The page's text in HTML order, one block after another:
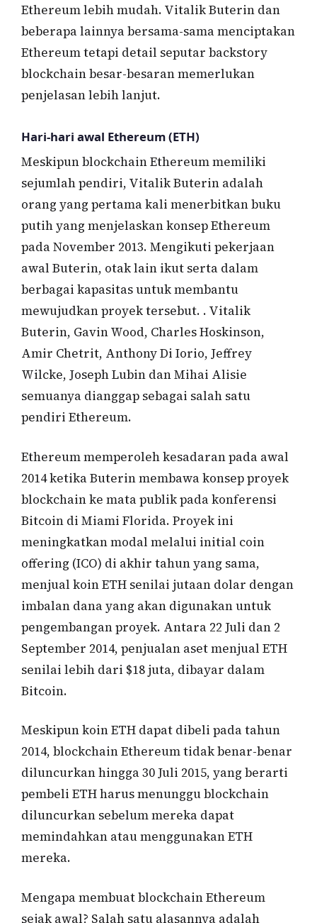
Ethereum lebih mudah. Vitalik Buterin dan
beberapa lainnya bersama-sama menciptakan
Ethereum tetapi detail seputar backstory
blockchain besar-besaran memerlukan
penjelasan lebih lanjut.
Hari-hari awal Ethereum (ETH)
Meskipun blockchain Ethereum memiliki
sejumlah pendiri, Vitalik Buterin adalah
orang yang pertama kali menerbitkan buku
putih yang menjelaskan konsep Ethereum
pada November 2013. Mengikuti pekerjaan
awal Buterin, otak lain ikut serta dalam
berbagai kapasitas untuk membantu
mewujudkan proyek tersebut. . Vitalik
Buterin, Gavin Wood, Charles Hoskinson,
Amir Chetrit, Anthony Di Iorio, Jeffrey
Wilcke, Joseph Lubin dan Mihai Alisie
semuanya dianggap sebagai salah satu
pendiri Ethereum.
Ethereum memperoleh kesadaran pada awal
2014 ketika Buterin membawa konsep proyek
blockchain ke mata publik pada konferensi
Bitcoin di Miami Florida. Proyek ini
meningkatkan modal melalui initial coin
offering (ICO) di akhir tahun yang sama,
menjual koin ETH senilai jutaan dolar dengan
imbalan dana yang akan digunakan untuk
pengembangan proyek. Antara 22 Juli dan 2
September 2014, penjualan aset menjual ETH
senilai lebih dari $18 juta, dibayar dalam
Bitcoin.
Meskipun koin ETH dapat dibeli pada tahun
2014, blockchain Ethereum tidak benar-benar
diluncurkan hingga 30 Juli 2015, yang berarti
pembeli ETH harus menunggu blockchain
diluncurkan sebelum mereka dapat
memindahkan atau menggunakan ETH
mereka.
Mengapa membuat blockchain Ethereum
sejak awal? Salah satu alasannya adalah